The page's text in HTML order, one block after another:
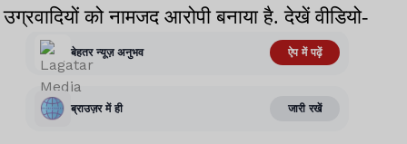
उग्रवादियों को नामजद आरोपी बनाया है. देखें वीडियो-